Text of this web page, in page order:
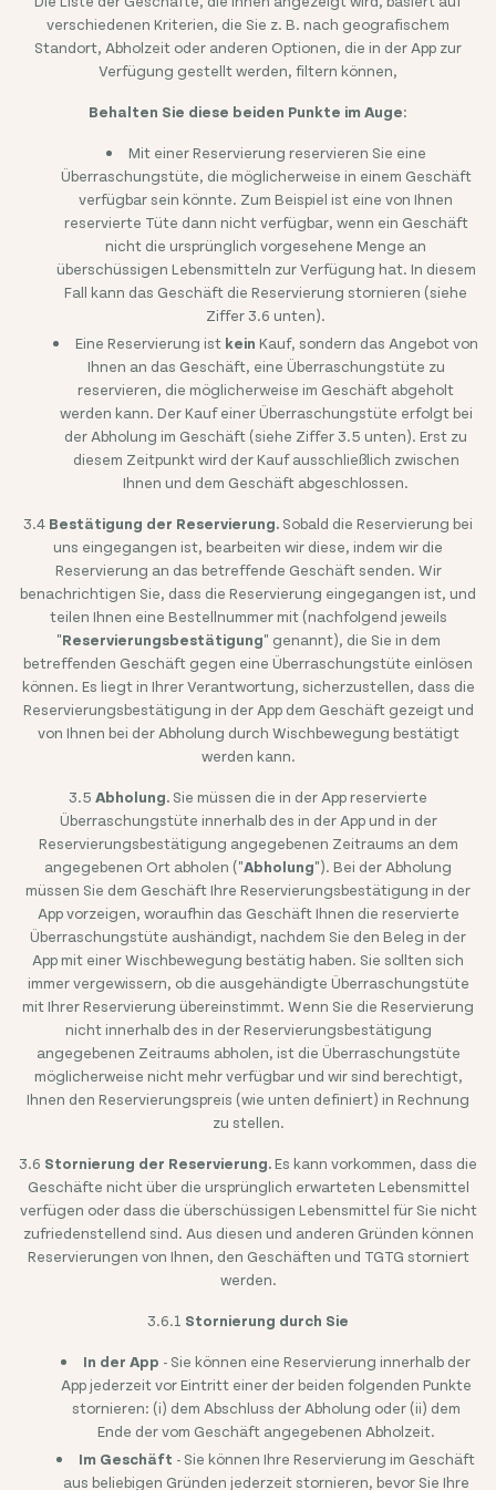
verschiedenen Kriterien, die Sie z. B. nach geografischem
Standort, Abholzeit oder anderen Optionen, die in der App zur
Verfügung gestellt werden, filtern können,
Behalten Sie diese beiden Punkte im Auge:
Mit einer Reservierung reservieren Sie eine
Überraschungstüte, die möglicherweise in einem Geschäft
verfügbar sein könnte. Zum Beispiel ist eine von Ihnen
reservierte Tüte dann nicht verfügbar, wenn ein Geschäft
nicht die ursprünglich vorgesehene Menge an
überschüssigen Lebensmitteln zur Verfügung hat. In diesem
Fall kann das Geschäft die Reservierung stornieren (siehe
Ziffer 3.6 unten).
Eine Reservierung ist kein Kauf, sondern das Angebot von
Ihnen an das Geschäft, eine Überraschungstüte zu
reservieren, die möglicherweise im Geschäft abgeholt
werden kann. Der Kauf einer Überraschungstüte erfolgt bei
der Abholung im Geschäft (siehe Ziffer 3.5 unten). Erst zu
diesem Zeitpunkt wird der Kauf ausschließlich zwischen
Ihnen und dem Geschäft abgeschlossen.
3.4 Bestätigung der Reservierung. Sobald die Reservierung bei
uns eingegangen ist, bearbeiten wir diese, indem wir die
Reservierung an das betreffende Geschäft senden. Wir
benachrichtigen Sie, dass die Reservierung eingegangen ist, und
teilen Ihnen eine Bestellnummer mit (nachfolgend jeweils
"Reservierungsbestätigung" genannt), die Sie in dem
betreffenden Geschäft gegen eine Überraschungstüte einlösen
können. Es liegt in Ihrer Verantwortung, sicherzustellen, dass die
Reservierungsbestätigung in der App dem Geschäft gezeigt und
von Ihnen bei der Abholung durch Wischbewegung bestätigt
werden kann.
3.5 Abholung. Sie müssen die in der App reservierte
Überraschungstüte innerhalb des in der App und in der
Reservierungsbestätigung angegebenen Zeitraums an dem
angegebenen Ort abholen ("Abholung"). Bei der Abholung
müssen Sie dem Geschäft Ihre Reservierungsbestätigung in der
App vorzeigen, woraufhin das Geschäft Ihnen die reservierte
Überraschungstüte aushändigt, nachdem Sie den Beleg in der
App mit einer Wischbewegung bestätig haben. Sie sollten sich
immer vergewissern, ob die ausgehändigte Überraschungstüte
mit Ihrer Reservierung übereinstimmt. Wenn Sie die Reservierung
nicht innerhalb des in der Reservierungsbestätigung
angegebenen Zeitraums abholen, ist die Überraschungstüte
möglicherweise nicht mehr verfügbar und wir sind berechtigt,
Ihnen den Reservierungspreis (wie unten definiert) in Rechnung
zu stellen.
3.6 Stornierung der Reservierung.Es kann vorkommen, dass die
Geschäfte nicht über die ursprünglich erwarteten Lebensmittel
verfügen oder dass die überschüssigen Lebensmittel für Sie nicht
zufriedenstellend sind. Aus diesen und anderen Gründen können
Reservierungen von Ihnen, den Geschäften und TGTG storniert
werden.
3.6.1 Stornierung durch Sie
In der App - Sie können eine Reservierung innerhalb der
App jederzeit vor Eintritt einer der beiden folgenden Punkte
stornieren: (i) dem Abschluss der Abholung oder (ii) dem
Ende der vom Geschäft angegebenen Abholzeit.
Im Geschäft - Sie können Ihre Reservierung im Geschäft
aus beliebigen Gründen jederzeit stornieren, bevor Sie Ihre